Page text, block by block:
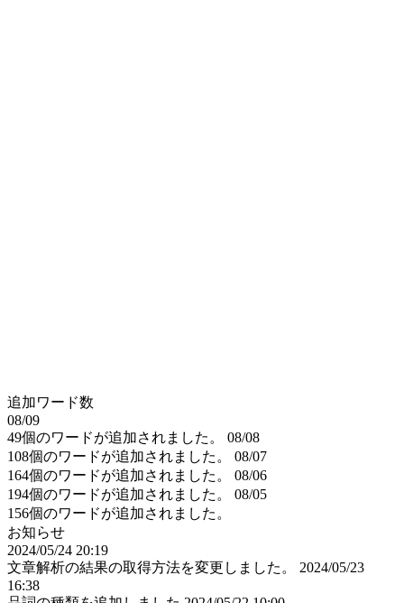
追加ワード数
08/09
49個のワードが追加されました。
08/08
108個のワードが追加されました。
08/07
164個のワードが追加されました。
08/06
194個のワードが追加されました。
08/05
156個のワードが追加されました。
お知らせ
2024/05/24 20:19
文章解析の結果の取得方法を変更しました。
2024/05/23
16:38